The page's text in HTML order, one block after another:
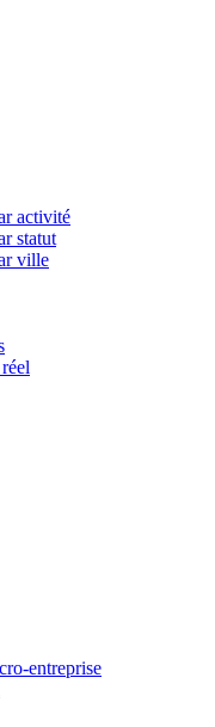
activité
statut
ville
entreprise